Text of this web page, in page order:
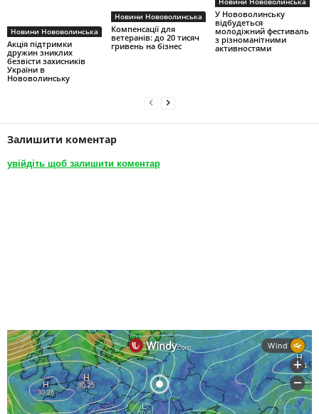
Новини Нововолинська
Акція підтримки
дружин зниклих
безвісти захисників
України в
Нововолинську
Новини Нововолинська
Компенсації для
ветеранів: до 20 тисяч
гривень на бізнес
У Нововолинську
відбудеться
молодіжний фестиваль
з різноманітними
активностями
Залишити коментар
увійдіть щоб залишити коментар